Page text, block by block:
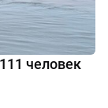
человек